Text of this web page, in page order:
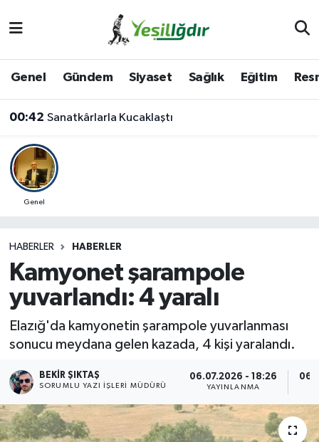
Genel Gündem Siyaset Sağlık Eğitim
00:42 Sanatkârlarla Kucaklaştı
Genel
HABERLER HABERLER
Kamyonet şarampole
yuvarlandı: 4 yaralı
Elazığ'da kamyonetin şarampole yuvarlanması
sonucu meydana gelen kazada, 4 kişi yaralandı.
BEKIR ŞIKTAŞ
SORUMLU YAZI İŞLERI MÜDÜRÜ
06.07.2026 - 18:26
YAYINLANMA
Iğdır Trafik Yoğunluk Haritası
Süper Lig Puan Durumu ve Fikstür
Son Dakika Haberleri
Haber Arşivi